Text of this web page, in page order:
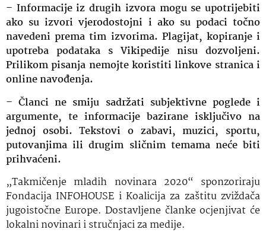
– Informacije iz drugih izvora mogu se upotrijebiti
ako su izvori vjerodostojni i ako su podaci točno
navedeni prema tim izvorima. Plagijat, kopiranje i
upotreba podataka s Vikipedije nisu dozvoljeni.
Prilikom pisanja nemojte koristiti linkove stranica i
online navođenja.
– Članci ne smiju sadržati subjektivne poglede i
argumente, te informacije bazirane isključivo na
jednoj osobi. Tekstovi o zabavi, muzici, sportu,
putovanjima ili drugim sličnim temama neće biti
prihvaćeni.
„Takmičenje mladih novinara 2020“ sponzoriraju
Fondacija INFOHOUSE i Koalicija za zaštitu zviždača
jugoistočne Europe. Dostavljene članke ocjenjivat će
lokalni novinari i stručnjaci za medije.